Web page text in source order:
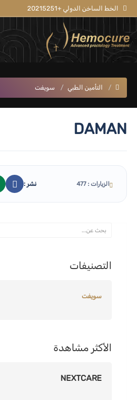
الخط الساخن الدولي +20215251
التأمين الطبي سويفت
DAMAN
الزيارات : 477 نشر :
التصنيفات
سويفت
الأكثر مشاهدة
NEXTCARE